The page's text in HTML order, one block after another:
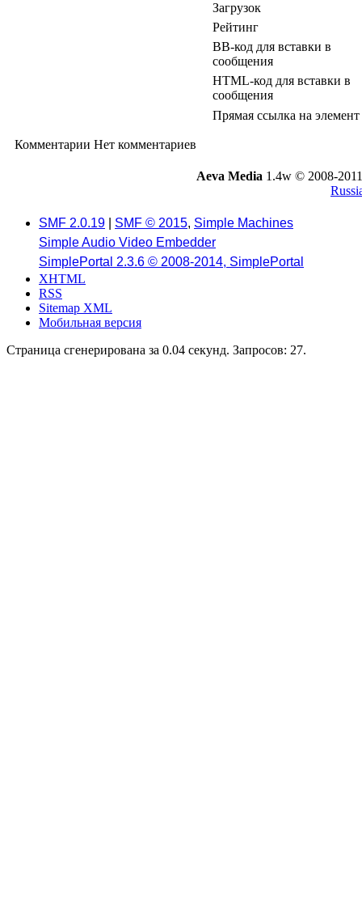
Загрузок
Рейтинг
BB-код для вставки в
сообщения
HTML-код для вставки в
сообщения
Прямая ссылка на элемент
Комментарии Нет комментариев
Aeva Media 1.4w © 2008-
SMF 2.0.19 SMF © 2015, Simple Machines
Simple Audio Video Embedder
SimplePortal 2.3.6 © 2008-2014, SimplePortal
XHTML
RSS
Sitemap XML
Мобильная версия
Страница сгенерирована за 0.04 секунд. Запросов: 27.